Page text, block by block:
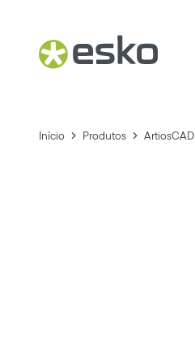
Início Produtos ArtiosCAD